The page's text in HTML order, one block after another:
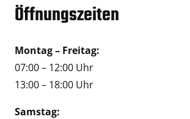
Öffnungszeiten
Montag – Freitag:
07:00 – 12:00 Uhr
13:00 – 18:00 Uhr
Samstag: